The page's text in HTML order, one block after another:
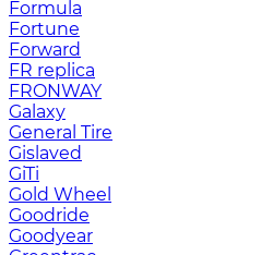
Formula
Fortune
Forward
FR replica
FRONWAY
Galaxy
General Tire
Gislaved
GiTi
Gold Wheel
Goodride
Goodyear